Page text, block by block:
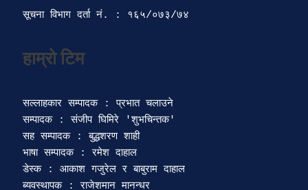
सूचना विभाग दर्ता‍ नं. : १६५/०७३/७४
हाम्रो टिम
सल्लाहकार सम्पादक : प्रभात चलाउने
सम्पादक : संजीप घिमिरे 'शुभचिन्तक'
सह सम्पादक : बुद्धशरण शाही
भाषा सम्पादक : रमेश दाहाल
डेस्क : आकाश गजुरेल र बाबुराम दाहाल
ब्यवस्थापक : राजेशमान मानन्धर